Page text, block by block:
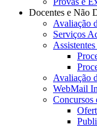
Docentes e Não
Avaliação
Serviços
Avaliação
WebMail
Concursos